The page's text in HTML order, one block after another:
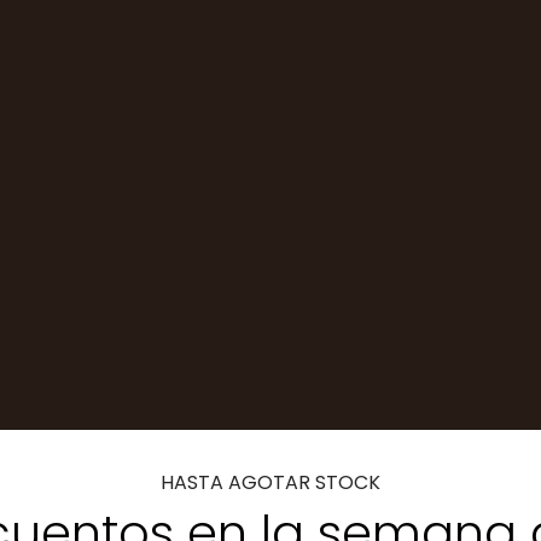
HASTA AGOTAR STOCK